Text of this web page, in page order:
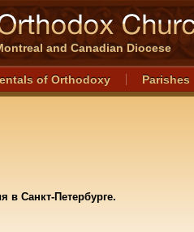
and Canadian Diocese
of Orthodoxy Parishes
в Санкт-Петербурге.